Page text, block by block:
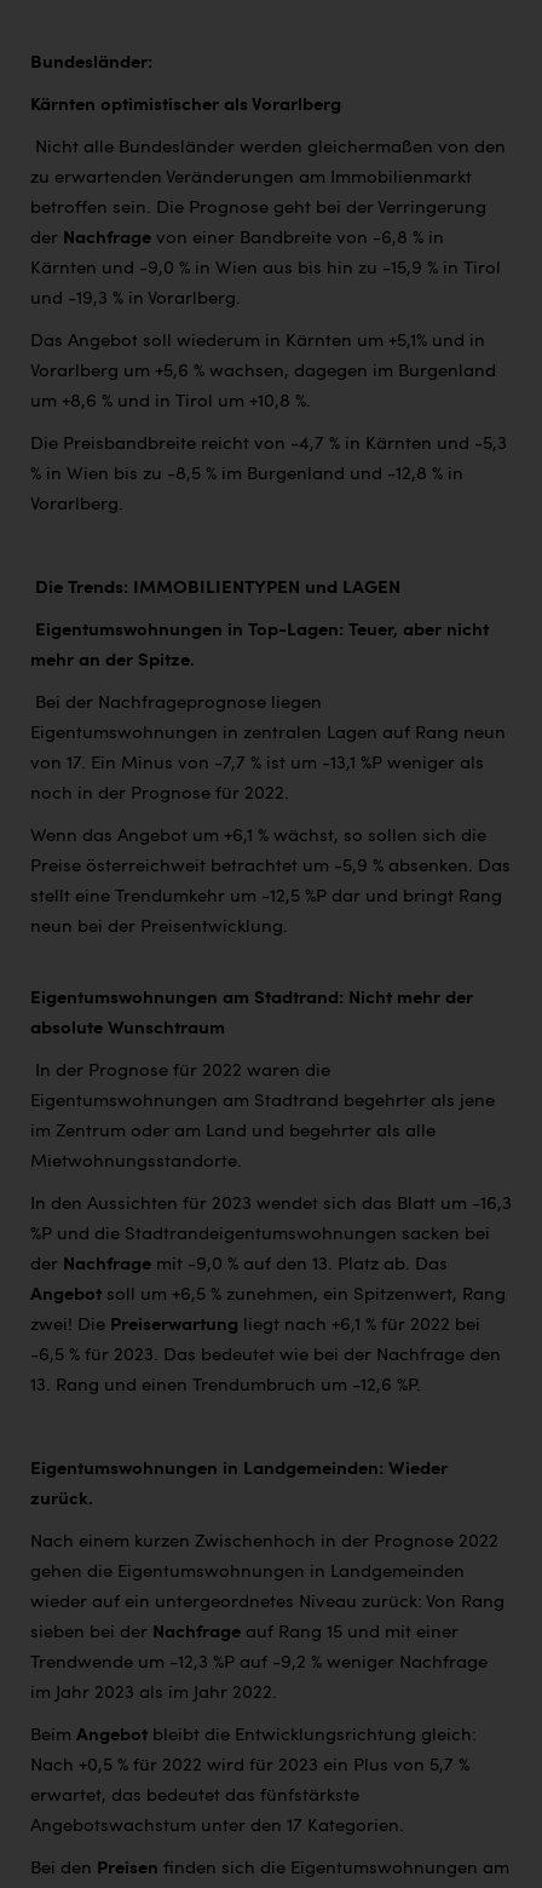
Bundesländer:
Kärnten optimistischer als Vorarlberg
Nicht alle Bundesländer werden gleichermaßen von den
zu erwartenden Veränderungen am Immobilienmarkt
betroffen sein. Die Prognose geht bei der Verringerung
der Nachfrage von einer Bandbreite von -6,8 % in
Kärnten und -9,0 % in Wien aus bis hin zu -15,9 % in Tirol
und -19,3 % in Vorarlberg.
Das Angebot soll wiederum in Kärnten um +5,1% und in
Vorarlberg um +5,6 % wachsen, dagegen im Burgenland
um +8,6 % und in Tirol um +10,8 %.
Die Preisbandbreite reicht von -4,7 % in Kärnten und -5,3
% in Wien bis zu -8,5 % im Burgenland und -12,8 % in
Vorarlberg.
Die Trends: IMMOBILIENTYPEN und LAGEN
Eigentumswohnungen in Top-Lagen: Teuer, aber nicht
mehr an der Spitze.
Bei der Nachfrageprognose liegen
Eigentumswohnungen in zentralen Lagen auf Rang neun
von 17. Ein Minus von -7,7 % ist um -13,1 %P weniger als
noch in der Prognose für 2022.
Wenn das Angebot um +6,1 % wächst, so sollen sich die
Preise österreichweit betrachtet um -5,9 % absenken. Das
stellt eine Trendumkehr um -12,5 %P dar und bringt Rang
neun bei der Preisentwicklung.
Eigentumswohnungen am Stadtrand: Nicht mehr der
absolute Wunschtraum
In der Prognose für 2022 waren die
Eigentumswohnungen am Stadtrand begehrter als jene
im Zentrum oder am Land und begehrter als alle
Mietwohnungsstandorte.
In den Aussichten für 2023 wendet sich das Blatt um -16,3
%P und die Stadtrandeigentumswohnungen sacken bei
der Nachfrage mit -9,0 % auf den 13. Platz ab. Das
Angebot soll um +6,5 % zunehmen, ein Spitzenwert, Rang
zwei! Die Preiserwartung liegt nach +6,1 % für 2022 bei
-6,5 % für 2023. Das bedeutet wie bei der Nachfrage den
13. Rang und einen Trendumbruch um -12,6 %P.
Eigentumswohnungen in Landgemeinden: Wieder
zurück.
Nach einem kurzen Zwischenhoch in der Prognose 2022
gehen die Eigentumswohnungen in Landgemeinden
wieder auf ein untergeordnetes Niveau zurück: Von Rang
sieben bei der Nachfrage auf Rang 15 und mit einer
Trendwende um -12,3 %P auf -9,2 % weniger Nachfrage
im Jahr 2023 als im Jahr 2022.
Beim Angebot bleibt die Entwicklungsrichtung gleich:
Nach +0,5 % für 2022 wird für 2023 ein Plus von 5,7 %
erwartet, das bedeutet das fünfstärkste
Angebotswachstum unter den 17 Kategorien.
Bei den Preisen finden sich die Eigentumswohnungen am